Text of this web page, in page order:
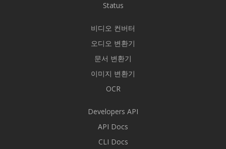
Status
비디오 컨버터
오디오 변환기
문서 변환기
이미지 변환기
OCR
Developers API
API Docs
CLI Docs